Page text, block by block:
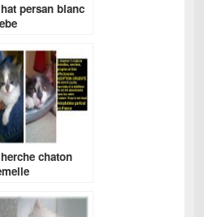
persan blanc
chaton